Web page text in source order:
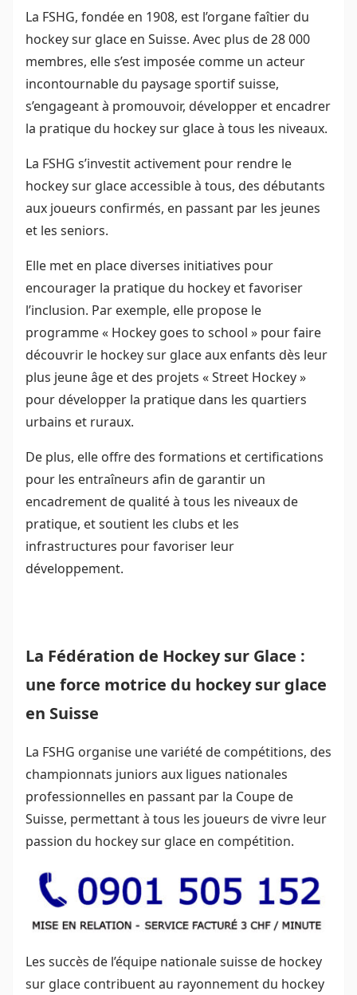
La FSHG, fondée en 1908, est l’organe faîtier du
hockey sur glace en Suisse. Avec plus de 28 000
membres, elle s’est imposée comme un acteur
incontournable du paysage sportif suisse,
s’engageant à promouvoir, développer et encadrer
la pratique du hockey sur glace à tous les niveaux.
La FSHG s’investit activement pour rendre le
hockey sur glace accessible à tous, des débutants
aux joueurs confirmés, en passant par les jeunes
et les seniors.
Elle met en place diverses initiatives pour
encourager la pratique du hockey et favoriser
l’inclusion. Par exemple, elle propose le
programme « Hockey goes to school » pour faire
découvrir le hockey sur glace aux enfants dès leur
plus jeune âge et des projets « Street Hockey »
pour développer la pratique dans les quartiers
urbains et ruraux.
De plus, elle offre des formations et certifications
pour les entraîneurs afin de garantir un
encadrement de qualité à tous les niveaux de
pratique, et soutient les clubs et les
infrastructures pour favoriser leur
développement.
La Fédération de Hockey sur Glace :
une force motrice du hockey sur glace
en Suisse
La FSHG organise une variété de compétitions, des
championnats juniors aux ligues nationales
professionnelles en passant par la Coupe de
Suisse, permettant à tous les joueurs de vivre leur
passion du hockey sur glace en compétition.
Les succès de l’équipe nationale suisse de hockey
sur glace contribuent au rayonnement du hockey